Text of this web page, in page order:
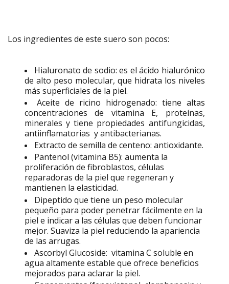
Los ingredientes de este suero son pocos:
Hialuronato de sodio: es el ácido hialurónico
de alto peso molecular, que hidrata los niveles
más superficiales de la piel.
Aceite de ricino hidrogenado: tiene altas
concentraciones de vitamina E, proteínas,
minerales y tiene propiedades antifungicidas,
antiinflamatorias y antibacterianas.
Extracto de semilla de centeno: antioxidante.
Pantenol (vitamina B5): aumenta la
proliferación de fibroblastos, células
reparadoras de la piel que regeneran y
mantienen la elasticidad.
Dipeptido que tiene un peso molecular
pequeño para poder penetrar fácilmente en la
piel e indicar a las células que deben funcionar
mejor. Suaviza la piel reduciendo la apariencia
de las arrugas.
Ascorbyl Glucoside: vitamina C soluble en
agua altamente estable que ofrece beneficios
mejorados para aclarar la piel.